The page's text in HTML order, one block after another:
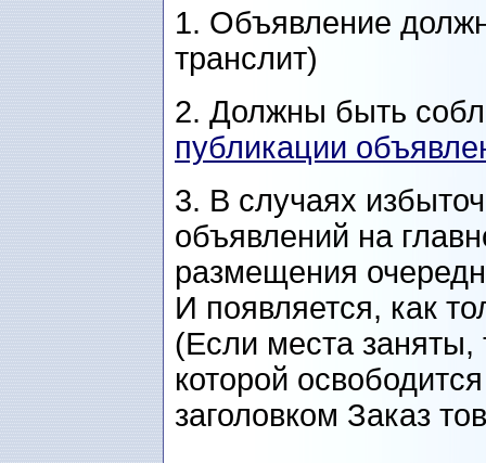
1. Объявление
транслит)
2. Должны быть
публикации
3. В случаях
объявлений на
размещения
И появляется, как
(Если места
которой
заголовком Заказ